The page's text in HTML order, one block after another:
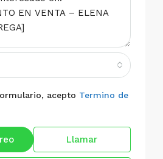
acepto Termino de
Llamar